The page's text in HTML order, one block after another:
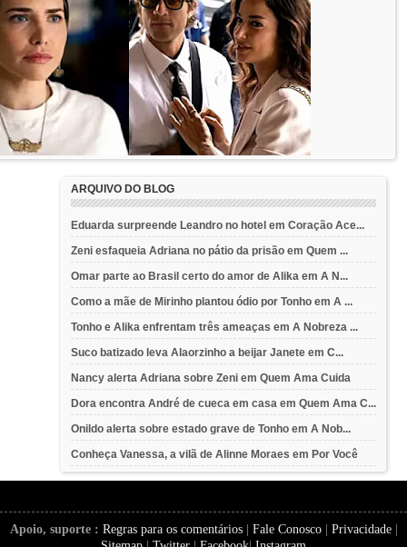
ARQUIVO DO BLOG
Eduarda surpreende Leandro no hotel em Coração Ace...
Zeni esfaqueia Adriana no pátio da prisão em Quem ...
Omar parte ao Brasil certo do amor de Alika em A N...
Como a mãe de Mirinho plantou ódio por Tonho em A ...
Tonho e Alika enfrentam três ameaças em A Nobreza ...
Suco batizado leva Alaorzinho a beijar Janete em C...
Nancy alerta Adriana sobre Zeni em Quem Ama Cuida
Dora encontra André de cueca em casa em Quem Ama C...
Onildo alerta sobre estado grave de Tonho em A Nob...
Conheça Vanessa, a vilã de Alinne Moraes em Por Você
Apoio, suporte : Regras para os comentários| Fale Conosco| Privacidade|